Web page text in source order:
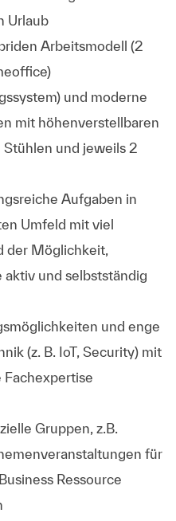
Urlaub
Arbeitsmodell (2
und moderne
mit höhenverstellbaren
und jeweils 2
Aufgaben in
Umfeld mit viel
der Möglichkeit,
und selbstständig
und enge
(z. B. IoT, Security) mit
Fachexpertise
Gruppen, z.B.
für
Ressource